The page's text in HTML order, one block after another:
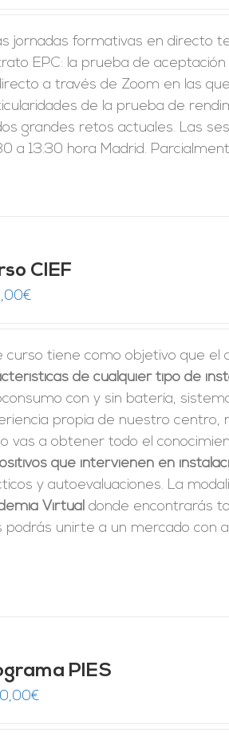
jornadas formativas en directo
EPC: la prueba de
a través de Zoom en las
de la prueba de
grandes retos actuales. Las
a 13:30 hora Madrid.
CIEF
€
curso tiene como objetivo que el
de cualquier tipo de
con y sin batería,
propia de nuestro centro,
vas a obtener todo el
que intervienen en
y autoevaluaciones. La
Virtual donde encontrarás
podrás unirte a un mercado con
PIES
€